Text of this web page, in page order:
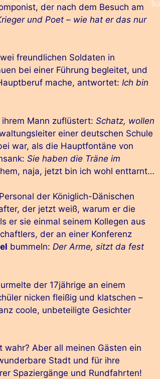
der nach dem Besuch am
und Poet – wie hat er das nur
freundlichen Soldaten in
bei einer Führung begleitet, und
mache, antwortet: Ich bin
Mann zuflüstert: Schatz, wollen
einer deutschen Schule
war, als die Hauptfontäne von
Sie haben die Träne im
naja, jetzt bin ich wohl enttarnt…
der Königlich-Dänischen
der jetzt weiß, warum er die
er sie einmal seinem Kollegen aus
der an einer Konferenz
bummeln: Der Arme, sitzt da fest
der 17jährige an einem
nicken fleißig und klatschen –
coole, unbeteiligte Gesichter
Aber all meinen Gästen ein
Stadt und für ihre
Spaziergänge und Rundfahrten!